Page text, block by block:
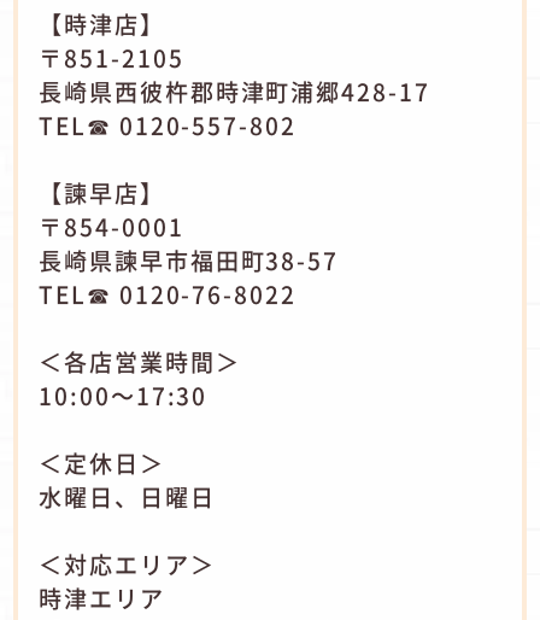
【時津店】
〒851-2105
長崎県西彼杵郡時津町浦郷428-17
TEL☎ 0120-557-802
【諫早店】
〒854-0001
長崎県諫早市福田町38-57
TEL☎ 0120-76-8022
＜各店営業時間＞
10:00～17:30
＜定休日＞
水曜日、日曜日
＜対応エリア＞
時津エリア